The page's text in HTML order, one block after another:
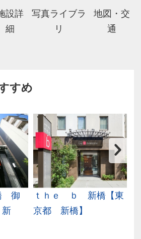
設詳
細
写真ライブラ
リ
地図・交
通
すめ
御
ｔｈｅ ｂ 新橋【東
京都 新橋】